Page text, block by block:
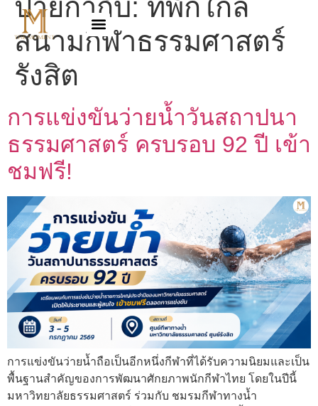
ป้ายกำกับ: ที่พักใกล้
สนามกีฬาธรรมศาสตร์
รังสิต
การแข่งขันว่ายน้ำวันสถาปนา
ธรรมศาสตร์ ครบรอบ 92 ปี เข้า
ชมฟรี!
การแข่งขันว่ายน้ำถือเป็นอีกหนึ่งกีฬาที่ได้รับความนิยมและเป็น
พื้นฐานสำคัญของการพัฒนาศักยภาพนักกีฬาไทย โดยในปีนี้
มหาวิทยาลัยธรรมศาสตร์ ร่วมกับ ชมรมกีฬาทางน้ำ